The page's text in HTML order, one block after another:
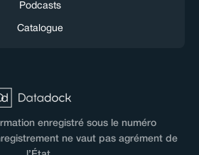
Podcasts
Catalogue
enregistré sous le numéro
ne vaut pas agrément de